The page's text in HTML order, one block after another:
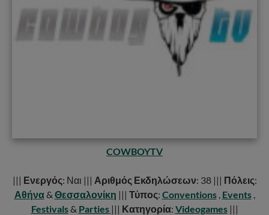
COWBOYTV
||| Ενεργός: Ναι ||| Αριθμός Εκδηλώσεων: 38 ||| Πόλεις:
Αθήνα& Θεσσαλονίκη ||| Τύπος: Conventions, Events,
Festivals& Parties ||| Κατηγορία: Videogames|||